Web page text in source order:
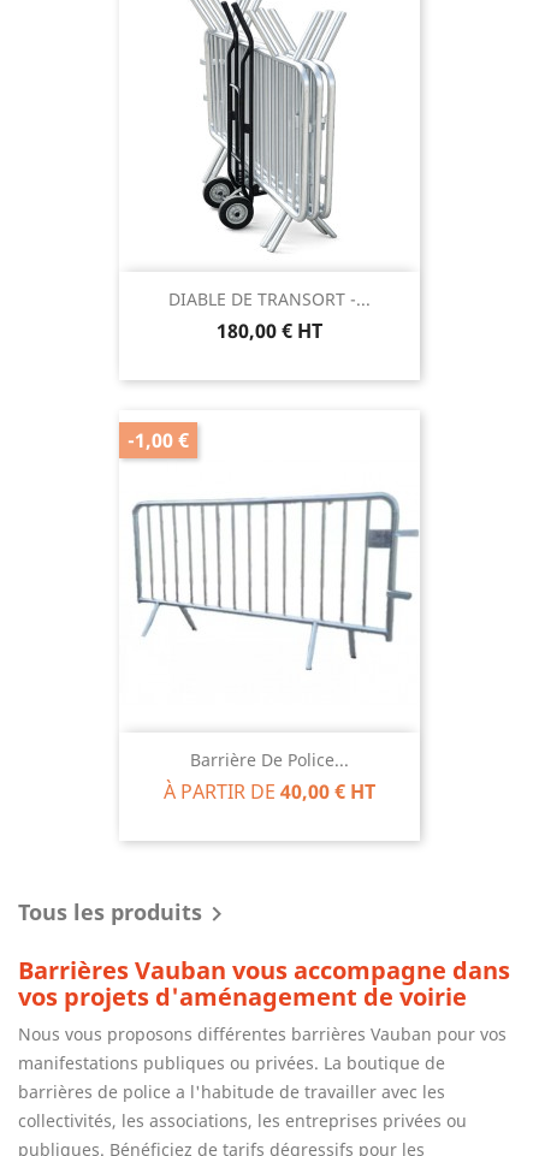
DIABLE DE TRANSORT -...
180,00 € HT
Barrière De Police...
À PARTIR DE 40,00 € HT
-1,00 €
Tous les produits 
Barrières Vauban vous accompagne dans
vos projets d'aménagement de voirie
Nous vous proposons différentes barrières Vauban pour vos
manifestations publiques ou privées. La boutique de
barrières de police a l'habitude de travailler avec les
collectivités, les associations, les entreprises privées ou
publiques. Bénéficiez de tarifs dégressifs pour les